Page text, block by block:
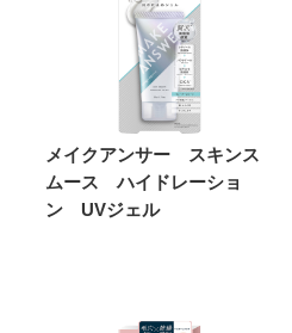
メイクアンサー スキンス
ムース ハイドレーショ
ン UVジェル